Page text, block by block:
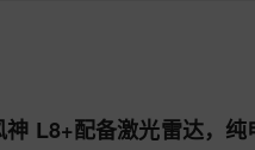
神 L8+配备激光雷达，